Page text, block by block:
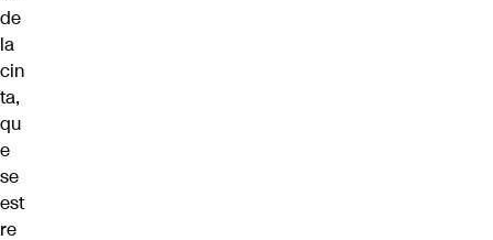
de
la
cin
ta,
qu
e
se
est
re